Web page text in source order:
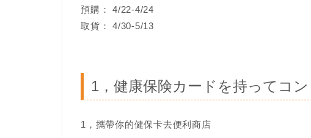
預購： 4/22-4/24
取貨： 4/30-5/13
1，健康保険カードを持ってコ
1，攜帶你的健保卡去便利商店